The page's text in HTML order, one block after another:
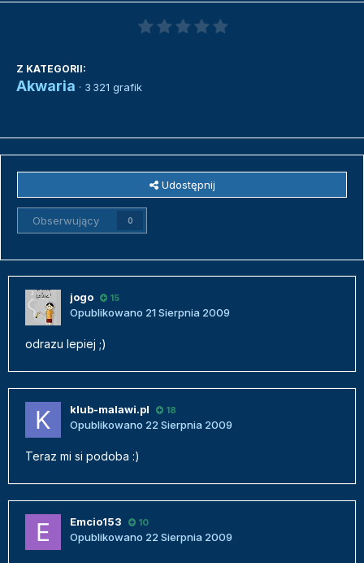
Z KATEGORII:
Akwaria · 3 321 grafik
Udostępnij
Obserwujący 0
jogo 15
Opublikowano 21 Sierpnia 2009
odrazu lepiej ;)
klub-malawi.pl 18
Opublikowano 22 Sierpnia 2009
Teraz mi si podoba :)
Emcio153 10
Opublikowano 22 Sierpnia 2009